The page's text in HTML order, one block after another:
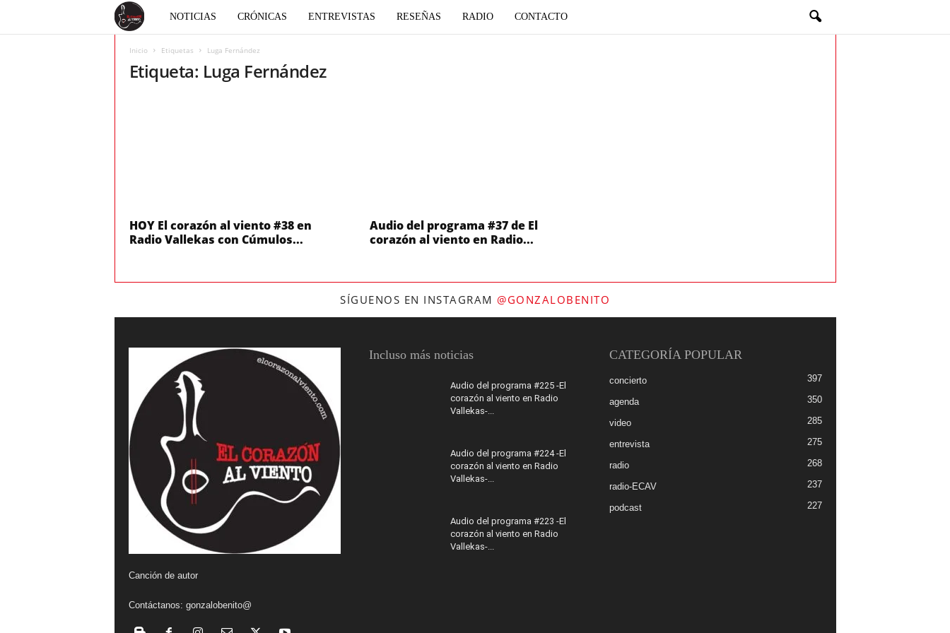
z
n
t
NOTICIAS CRÓNICAS ENTREVISTAS RESEÑAS RADIO CONTACTO
Inicio Etiquetas Luga Fernández
Etiqueta: Luga Fernández
HOY El corazón al viento #38 en
Radio Vallekas con Cúmulos...
Audio del programa #37 de El
corazón al viento en Radio...
SÍGUENOS EN INSTAGRAM @GONZALOBENITO
Canción de autor
Contáctanos: gonzalobenito@
Incluso más noticias
Audio del programa #225 -El
corazón al viento en Radio
Vallekas-...
Audio del programa #224 -El
corazón al viento en Radio
Vallekas-...
Audio del programa #223 -El
corazón al viento en Radio
Vallekas-...
CATEGORÍA POPULAR
concierto 397
agenda 350
video 285
entrevista 275
radio 268
radio-ECAV 237
podcast 227